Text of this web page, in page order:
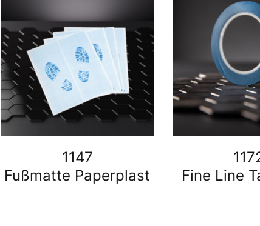
1147
Fußmatte Paperplast
Fine Line